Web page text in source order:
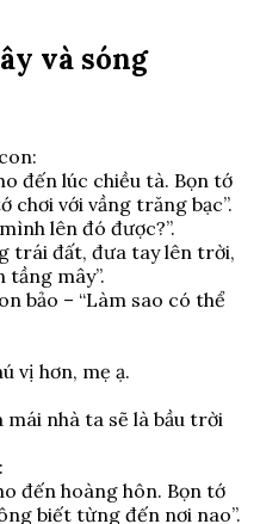
và sóng
đến lúc chiều tà. Bọn tớ
chơi với vầng trăng bạc”.
lên đó được?”.
trái đất, đưa tay lên trời,
tầng mây”.
bảo – “Làm sao có thể
vị hơn, mẹ ạ.
mái nhà ta sẽ là bầu trời
đến hoàng hôn. Bọn tớ
biết từng đến nơi nao”.